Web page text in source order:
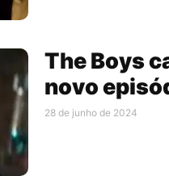
The Boys
novo
28 de junho de 2024